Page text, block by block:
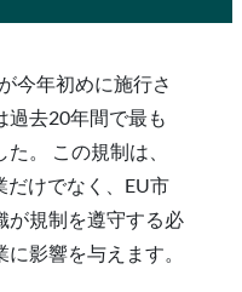
今年初めに施行さ
過去20年間で最も
。 この規制は、
だけでなく、EU市
が規制を遵守する必
影響を与えます。